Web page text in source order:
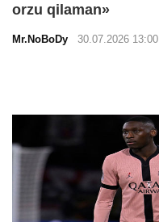
orzu qilaman»
Mr.NoBoDy 30.07.2026 13:00